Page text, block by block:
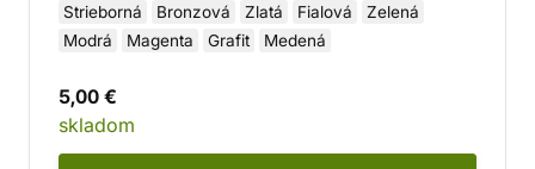
Strieborná Bronzová Zlatá Fialová
Zelená
Modrá
Magenta Grafit Medená
5,00 €
skladom